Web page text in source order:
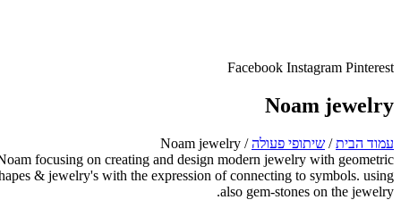
Facebook Instagram Pinterest
Noam jewelry
עמוד הבית/שיתופי פעולה/ Noam jewelry
Noam focusing on creating and design modern jewelry with geometric
shapes & jewelry's with the expression of connecting to symbols. using
also gem-stones on the jewelry.